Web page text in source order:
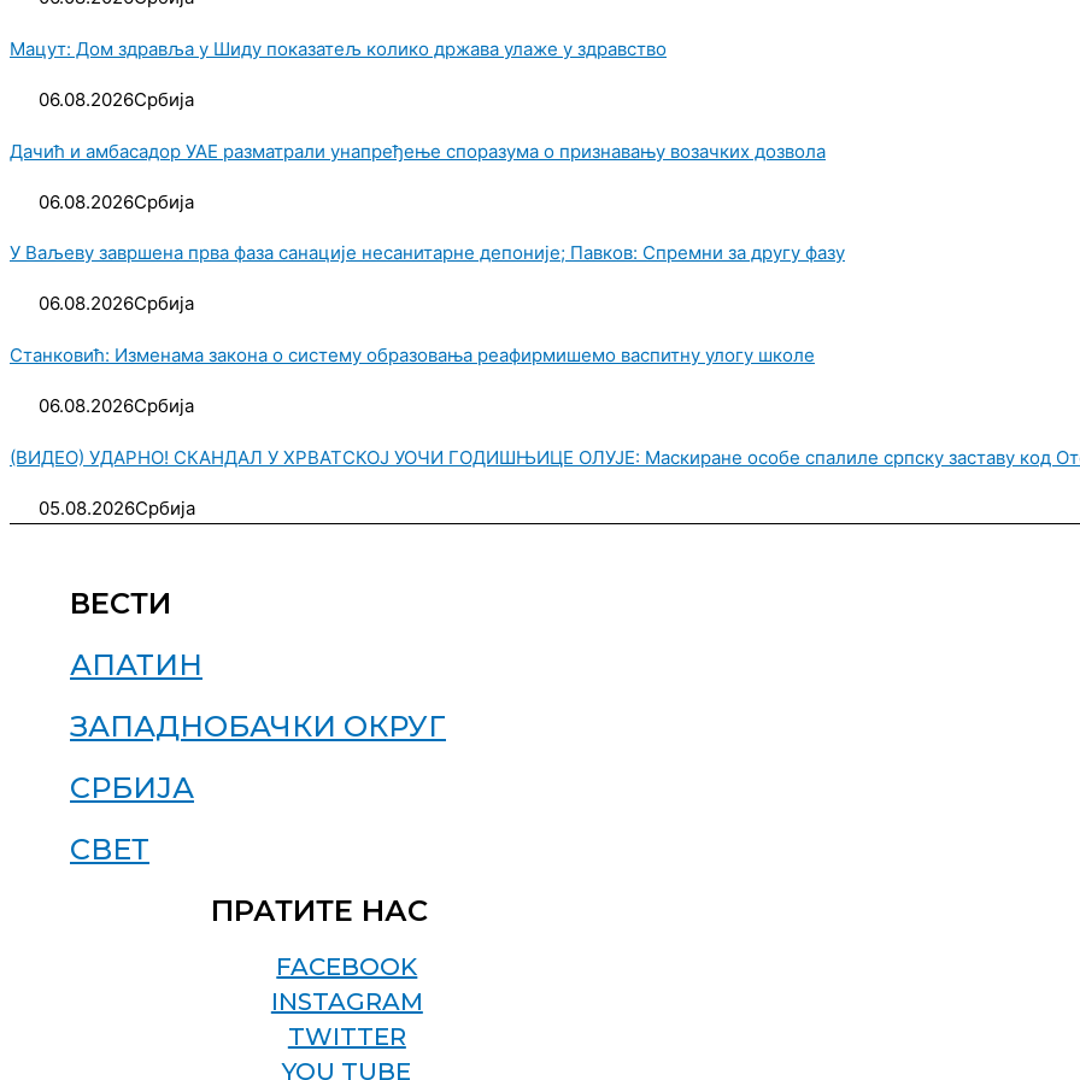
Мацут: Дом здравља у Шиду показатељ колико држава улаже у здравство
06.08.2026Србија
Дачић и амбасадор УАЕ разматрали унапређење споразума о признавању возачких дозвола
06.08.2026Србија
У Ваљеву завршена прва фаза санације несанитарне депоније; Павков: Спремни за другу фазу
06.08.2026Србија
Станковић: Изменама закона о систему образовања реафирмишемо васпитну улогу школе
06.08.2026Србија
(ВИДЕО) УДАРНО! СКАНДАЛ У ХРВАТСКОЈ УОЧИ ГОДИШЊИЦЕ ОЛУЈЕ: Маскиране особе спалиле српску заставу код
05.08.2026Србија
ВЕСТИ
АПАТИН
ЗАПАДНОБАЧКИ ОКРУГ
СРБИЈА
СВЕТ
ПРАТИТЕ НАС
FACEBOOK
INSTAGRAM
TWITTER
YOU TUBE